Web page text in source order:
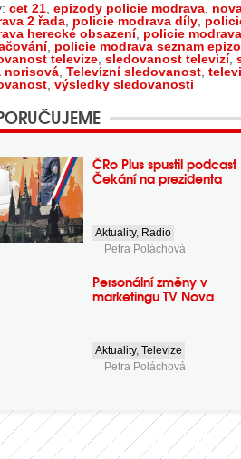
cet 21 epizody policie modrava
2 řada policie modrava díly
herecké obsazení, policie
, policie modrava seznam
televize sledovanost televizí,
norisová Televizní sledovanost
výsledky sledovanosti
ČRo Plus spustil podcast
Čekání na prezidenta
Aktuality, Radio
Petra Poláchová
Personální změny v
marketingu TV Nova
Aktuality,Televize
Petra Poláchová